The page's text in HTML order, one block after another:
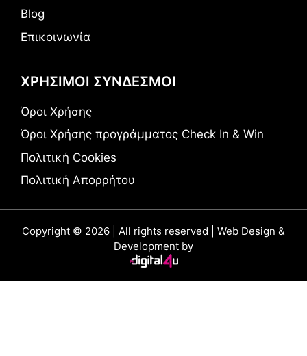
Blog
Επικοινωνία
ΧΡΗΣΙΜΟΙ ΣΥΝΔΕΣΜΟΙ
Όροι Χρήσης
Όροι Χρήσης προγράμματος Check In & Win
Πολιτική Cookies
Πολιτική Απορρήτου
Copyright © 2026 | All rights reserved | Web Design &
Development by